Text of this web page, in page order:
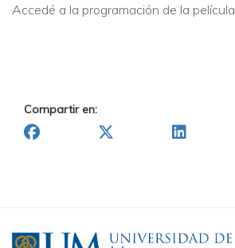
Accedé a la programación de la película
Compartir en: